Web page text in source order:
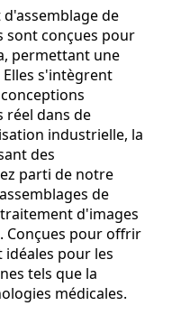
de
sont conçues pour
permettant une
s'intègrent
réel dans de
industrielle, la
des
parti de notre
de
d'images
Conçues pour offrir
pour les
tels que la
médicales.